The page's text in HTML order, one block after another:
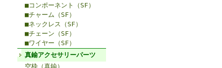
■コンポーネント（SF）
■チャーム（SF）
■ネックレス（SF）
■チェーン（SF）
■ワイヤー（SF）
真鍮アクセサリーパーツ
空枠（真鍮）